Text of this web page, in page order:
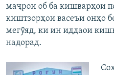
маҷрои об ба кишварҳои
киштзорҳои васеъи онҳо
мегӯяд, ки ин иддаои
надорад.